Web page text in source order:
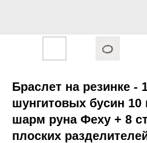
Браслет на резинке -
шунгитовых бусин
шарм руна Феху + 8
плоских